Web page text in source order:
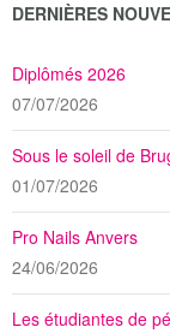
DERNIÈRES
Diplômés 2026
07/07/2026
Sous le soleil de
01/07/2026
Pro Nails Anvers
24/06/2026
Les étudiantes de